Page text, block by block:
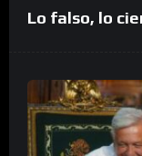
Lo falso, lo